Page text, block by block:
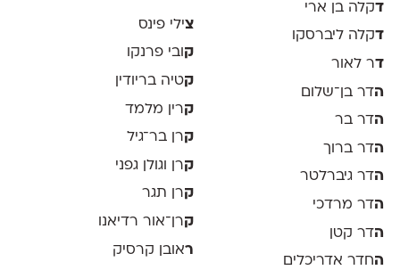
דקלה בן ארי
דקלה ליברסקו
דר לאור
הדר בן־שלום
הדר בר
הדר ברוך
הדר גיברלטר
הדר מרדכי
הדר קטן
החדר אדריכלים
צילי פינס
קובי פרנקו
קטיה בריודין
קרין מלמד
קרן בר־גיל
קרן וגולן גפני
קרן תגר
קרן־אור רדיאנו
ראובן קרסיק